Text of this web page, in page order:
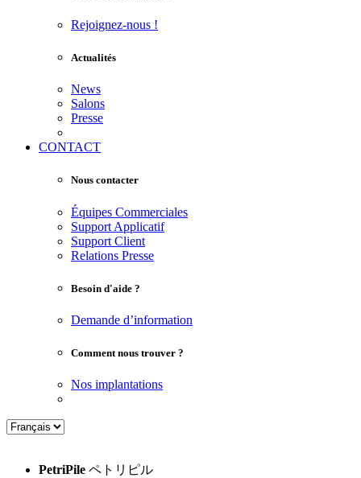
Rejoignez-nous !
Actualités
News
Salons
Presse
CONTACT
Nous contacter
Équipes Commerciales
Support Applicatif
Support Client
Relations Presse
Besoin d'aide ?
Demande d’information
Comment nous trouver ?
Nos implantations
PetriPile ペトリピル